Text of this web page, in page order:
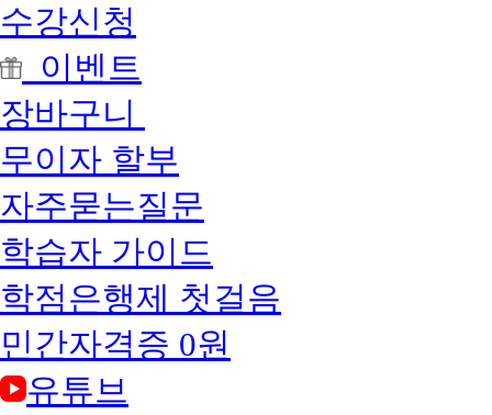
수강신청
이벤트
장바구니
무이자 할부
자주묻는질문
학습자 가이드
학점은행제 첫걸음
민간자격증 0원
유튜브